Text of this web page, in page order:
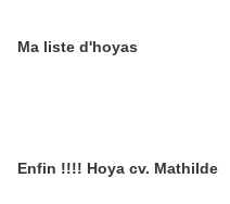
Ma liste d'hoyas
Enfin !!!! Hoya cv. Mathilde